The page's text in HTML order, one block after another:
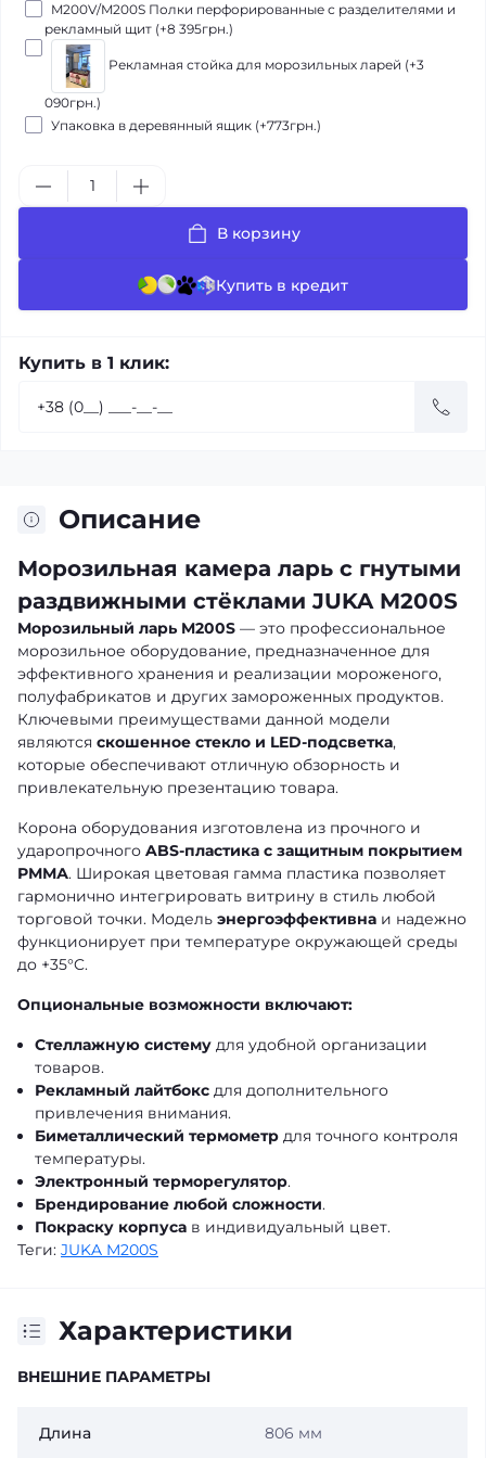
M200V/M200S Полки перфорированные с разделителями и
рекламный щит (+8 395грн.)
Рекламная стойка для морозильных ларей (+3
090грн.)
Упаковка в деревянный ящик (+773грн.)
В корзину
Купить в кредит
Купить в 1 клик:
Описание
Морозильная камера ларь с гнутыми
раздвижными стёклами JUKA M200S
Морозильный ларь M200S — это профессиональное
морозильное оборудование, предназначенное для
эффективного хранения и реализации мороженого,
полуфабрикатов и других замороженных продуктов.
Ключевыми преимуществами данной модели
являются скошенное стекло и LED-подсветка,
которые обеспечивают отличную обзорность и
привлекательную презентацию товара.
Корона оборудования изготовлена из прочного и
ударопрочного ABS-пластика с защитным покрытием
РММА. Широкая цветовая гамма пластика позволяет
гармонично интегрировать витрину в стиль любой
торговой точки. Модель энергоэффективна и надежно
функционирует при температуре окружающей среды
до +35°C.
Опциональные возможности включают:
Стеллажную систему для удобной организации
товаров.
Рекламный лайтбокс для дополнительного
привлечения внимания.
Биметаллический термометр для точного контроля
температуры.
Электронный терморегулятор.
Брендирование любой сложности.
Покраску корпуса в индивидуальный цвет.
Теги: JUKA M200S
Характеристики
ВНЕШНИЕ ПАРАМЕТРЫ
Длина 806 мм